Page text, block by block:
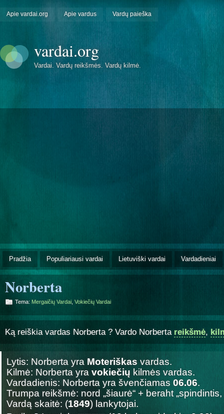
Apie vardai.org Apie vardus Vardų paieška
vardai.org
Vardai. Vardų reikšmės. Vardų kilmė.
Pradžia Populiariausi vardai Lietuviški vardai Vardadieniai
Norberta
Tema: Mergaičių Vardai Vokiečių Vardai
Ką reiškia vardas Norberta ? Vardo Norberta reikšmė,
Lytis: Norberta yra Moteriškas vardas.
Kilmė: Norberta yra vokiečių kilmės vardas.
Vardadienis: Norberta yra švenčiamas 06.06.
Trumpa reikšmė: nord „šiaurė“ + beraht „spindintis,
Vardą skaitė: (1849) lankytojai.